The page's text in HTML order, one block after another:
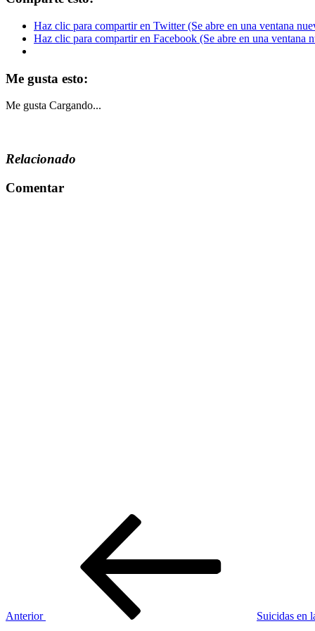
Haz clic para compartir en Twitter (Se abre en una ventana
Haz clic para compartir en Facebook (Se abre en una ventana
Me gusta esto:
Me gusta Cargando...
Relacionado
Comentar
Anterior
Suicidas en